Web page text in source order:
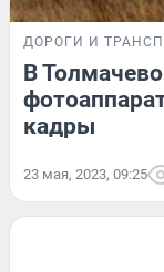
ДОРОГИ И
В
кадры
23 мая, 2023, 09:25